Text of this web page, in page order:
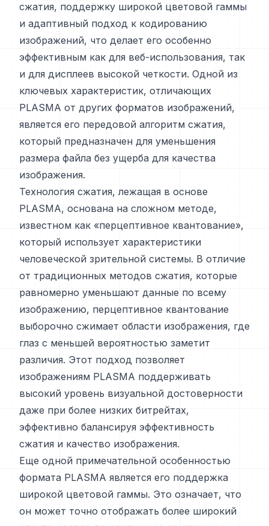
сжатия, поддержку широкой цветовой гаммы
и адаптивный подход к кодированию
изображений, что делает его особенно
эффективным как для веб-использования, так
и для дисплеев высокой четкости. Одной из
ключевых характеристик, отличающих
PLASMA от других форматов изображений,
является его передовой алгоритм сжатия,
который предназначен для уменьшения
размера файла без ущерба для качества
изображения.
Технология сжатия, лежащая в основе
PLASMA, основана на сложном методе,
известном как «перцептивное квантование»,
который использует характеристики
человеческой зрительной системы. В отличие
от традиционных методов сжатия, которые
равномерно уменьшают данные по всему
изображению, перцептивное квантование
выборочно сжимает области изображения, где
глаз с меньшей вероятностью заметит
различия. Этот подход позволяет
изображениям PLASMA поддерживать
высокий уровень визуальной достоверности
даже при более низких битрейтах,
эффективно балансируя эффективность
сжатия и качество изображения.
Еще одной примечательной особенностью
формата PLASMA является его поддержка
широкой цветовой гаммы. Это означает, что
он может точно отображать более широкий